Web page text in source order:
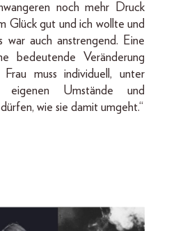
noch mehr Druck
Glück gut und ich wollte und
war auch anstrengend. Eine
bedeutende Veränderung
muss individuell, unter
eigenen Umstände und
wie sie damit umgeht.“